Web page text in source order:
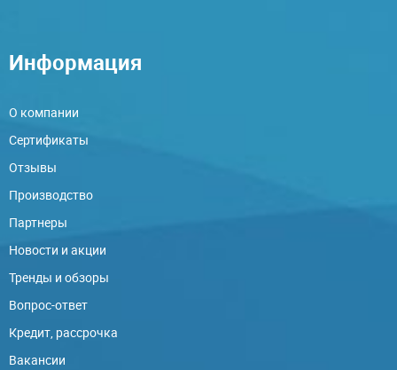
Информация
О компании
Сертификаты
Отзывы
Производство
Партнеры
Новости и акции
Тренды и обзоры
Вопрос-ответ
Кредит, рассрочка
Вакансии